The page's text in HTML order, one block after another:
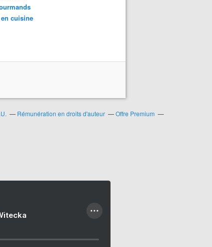
cuisine
Rémunération en droits d'auteur
Offre Premium